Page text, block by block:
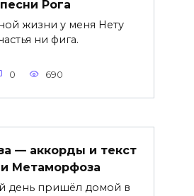
песни Рога
жизни у меня Нету
ни фига.
0 690
— аккорды и текст
Метаморфоза
день пришёл домой в